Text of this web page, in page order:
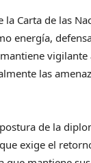
Carta de las
energía,
vigilante
las
de la
exige el